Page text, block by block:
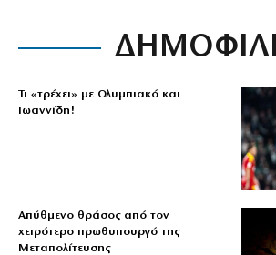
Τι «τρέχει» με Ολυμπιακό και
Ιωαννίδη!
Απύθμενο θράσος από τον
χειρότερο πρωθυπουργό της
Μεταπολίτευσης